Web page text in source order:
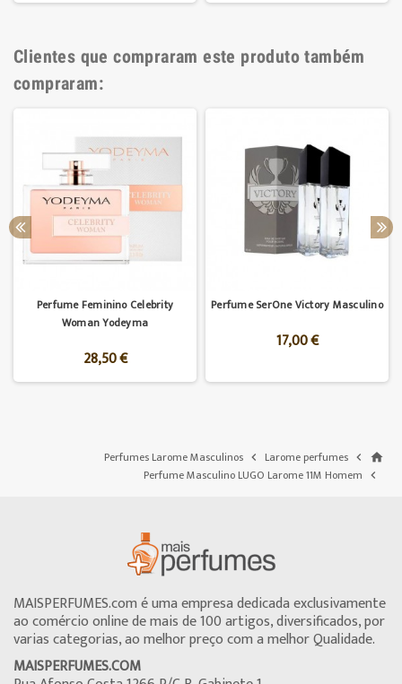
Clientes que compraram este produto também
compraram:
Perfume Feminino Celebrity
Woman Yodeyma
28,50 €
Perfume SerOne Victory Masculino
17,00 €
home

Larome perfumes

Perfumes Larome Masculinos

Perfume Masculino LUGO Larome 11M Homem
MAISPERFUMES.com é uma empresa dedicada exclusivamente
ao comércio online de mais de 100 artigos, diversificados, por
varias categorias, ao melhor preço com a melhor Qualidade.
MAISPERFUMES.COM